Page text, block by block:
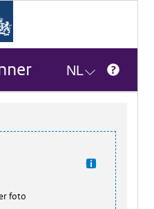
NL
foto